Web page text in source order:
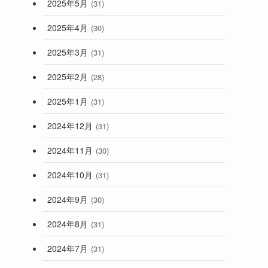
2025年5月 (31)
2025年4月 (30)
2025年3月 (31)
2025年2月 (28)
2025年1月 (31)
2024年12月 (31)
2024年11月 (30)
2024年10月 (31)
2024年9月 (30)
2024年8月 (31)
2024年7月 (31)